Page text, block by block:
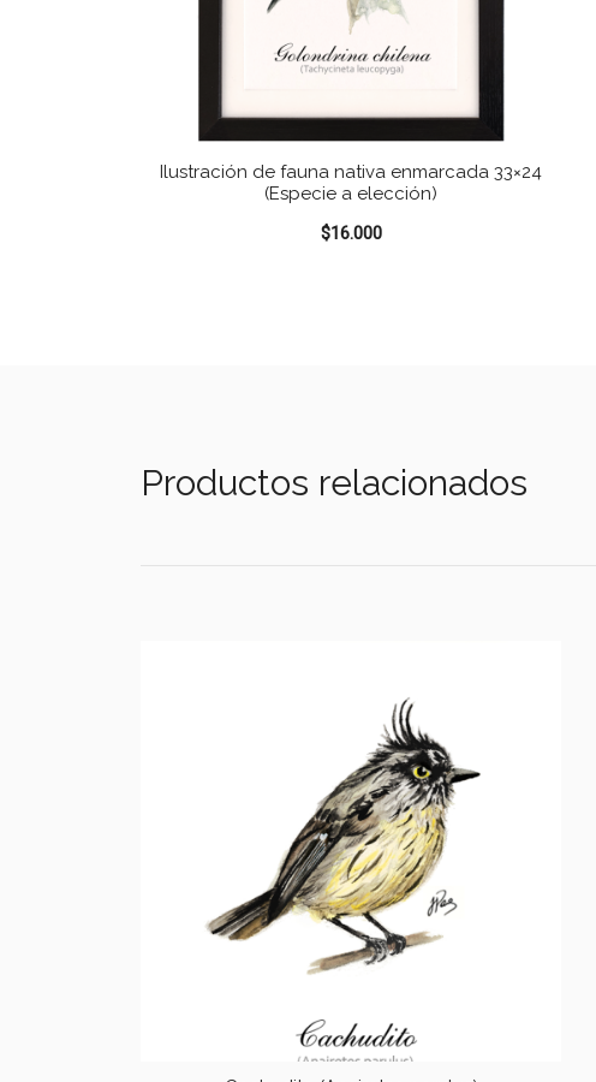
Ilustración de fauna nativa enmarcada 33×24
(Especie a elección)
$16.000
Productos relacionados